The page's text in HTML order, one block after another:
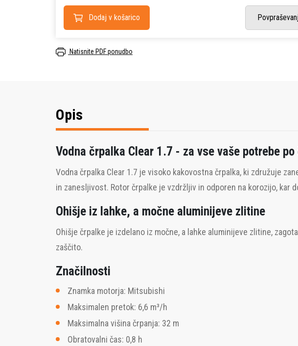
Dodaj v košarico
Natisnite PDF ponudbo
Opis
Vodna črpalka Clear 1.7 - za vse vaše potrebe po
Vodna črpalka Clear 1.7 je visoko kakovostna črpalka, ki združuje
in zanesljivost. Rotor črpalke je vzdržljiv in odporen na korozijo, kar
Ohišje iz lahke, a močne aluminijeve zlitine
Ohišje črpalke je izdelano iz močne, a lahke aluminijeve zlitine,
zaščito.
Značilnosti
Znamka motorja: Mitsubishi
Maksimalen pretok: 6,6 m³/h
Maksimalna višina črpanja: 32 m
Obratovalni čas: 0,8 h